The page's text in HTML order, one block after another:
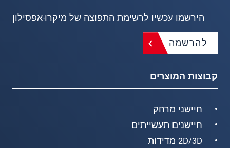
הירשמו עכשיו לרשימת התפוצה של מיקרו-אפסילון
להרשמה
קבוצות המוצרים
חיישני מרחק
חיישנים תעשייתים
2D/3D מדידות